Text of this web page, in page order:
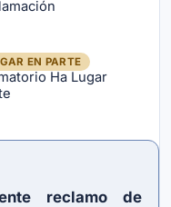
EN PARTE
Ha Lugar
reclamo de